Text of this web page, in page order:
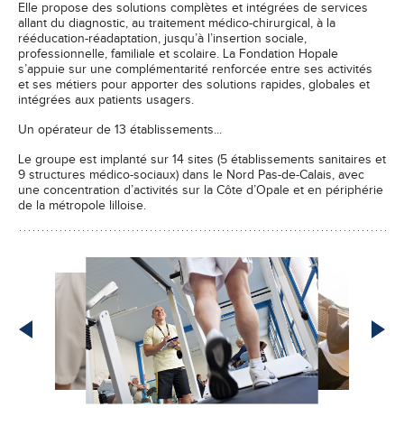
Elle propose des solutions complètes et intégrées de services
allant du diagnostic, au traitement médico-chirurgical, à la
rééducation-réadaptation, jusqu’à l’insertion sociale,
professionnelle, familiale et scolaire. La Fondation Hopale
s’appuie sur une complémentarité renforcée entre ses activités
et ses métiers pour apporter des solutions rapides, globales et
intégrées aux patients usagers.
Un opérateur de 13 établissements...
Le groupe est implanté sur 14 sites (5 établissements sanitaires et
9 structures médico-sociaux) dans le Nord Pas-de-Calais, avec
une concentration d’activités sur la Côte d’Opale et en périphérie
de la métropole lilloise.